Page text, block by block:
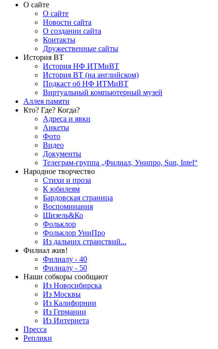
О сайте
О сайте
Новости сайта
О создании сайта
Контакты
Дружественные сайты
История ВТ
История НФ ИТМиВТ
История ВТ (на английском)
Подкаст об НФ ИТМиВТ
Виртуальный компьютерный музей
Аллея памяти
Кто? Где? Когда?
Адреса и явки
Анкеты
Фото
Видео
Документы
Телеграм-группа „Филиал, Унипро, Sun, Intel“
Народное творчество
Стихи и проза
К юбилеям
Бардовская страница
Воспоминания
Шизель&Ко
Фольклор
Фольклор УниПро
Из дальних странствий...
Филиал жив!
Филиалу - 40
Филиалу - 50
Наши собкоры сообщают
Из Новосибирска
Из Москвы
Из Калифорнии
Из Германии
Из Интернета
Пресса
Реплики